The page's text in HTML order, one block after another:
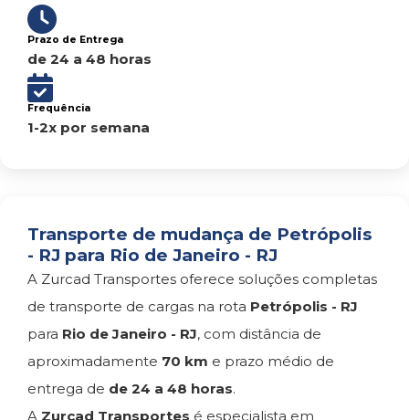
Prazo de Entrega
de 24 a 48 horas
Frequência
1-2x por semana
Transporte de mudança de Petrópolis
- RJ para Rio de Janeiro - RJ
A Zurcad Transportes oferece soluções completas
de transporte de cargas na rota Petrópolis - RJ
para Rio de Janeiro - RJ, com distância de
aproximadamente 70 km e prazo médio de
entrega de de 24 a 48 horas.
A Zurcad Transportes é especialista em